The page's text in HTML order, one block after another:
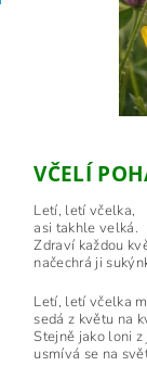
VČELÍ
Letí, letí včelka,
asi takhle velká.
Zdraví každou
načechrá ji
Letí, letí včelka
sedá z květu na
Stejně jako loni z
usmívá se na